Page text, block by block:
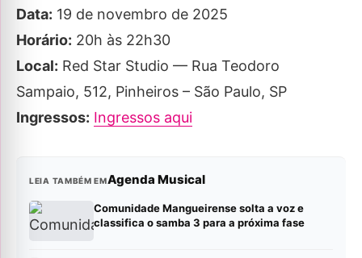
Data: 19 de novembro de 2025
Horário: 20h às 22h30
Local: Red Star Studio — Rua Teodoro
Sampaio, 512, Pinheiros – São Paulo, SP
Ingressos: Ingressos aqui
LEIA TAMBÉM EMAgenda Musical
Comunidade Mangueirense solta a voz e
classifica o samba 3 para a próxima fase